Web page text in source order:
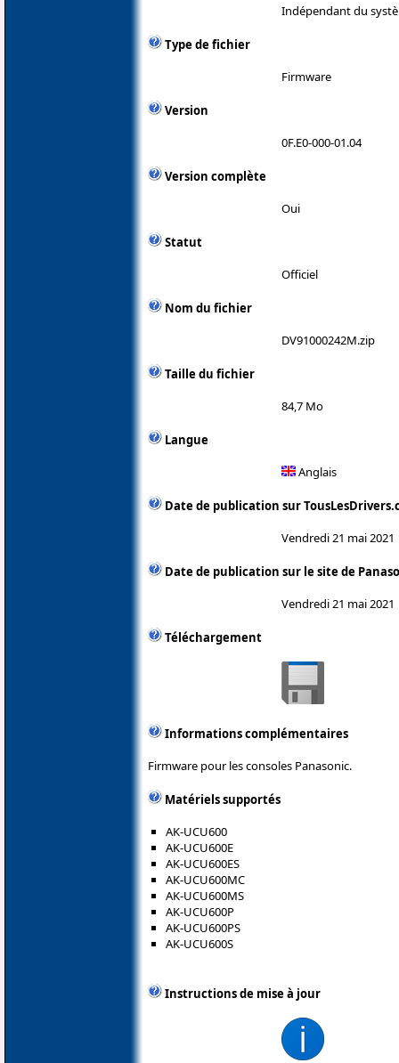
Indépendant du
Type de fichier
Firmware
Version
0F.E0-000-01.04
Version complète
Oui
Statut
Officiel
Nom du fichier
DV91000242M.zip
Taille du fichier
84,7 Mo
Langue
Anglais
Date de publication sur
Vendredi 21 mai 2021
Date de publication sur le site de
Vendredi 21 mai 2021
Téléchargement
Informations complémentaires
Firmware pour les consoles Panasonic.
Matériels supportés
AK-UCU600
AK-UCU600E
AK-UCU600ES
AK-UCU600MC
AK-UCU600MS
AK-UCU600P
AK-UCU600PS
AK-UCU600S
Instructions de mise à jour